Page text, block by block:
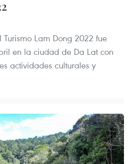
Lam Dong 2022 fue
en la ciudad de Da Lat con
actividades culturales y